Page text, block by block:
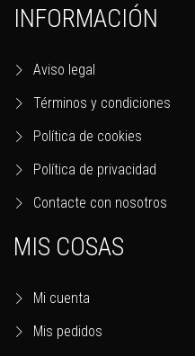
INFORMACIÓN
Aviso legal
Términos y condiciones
Política de cookies
Política de privacidad
Contacte con nosotros
MIS COSAS
Mi cuenta
Mis pedidos